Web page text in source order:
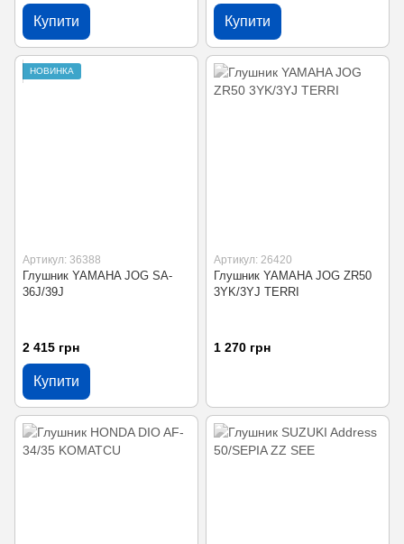
Купити Купити
НОВИНКА
Артикул: 36388
Глушник YAMAHA JOG SA-
36J/39J
2 415 грн
Купити
Артикул: 26420
Глушник YAMAHA JOG ZR50
3YK/3YJ TERRI
1 270 грн